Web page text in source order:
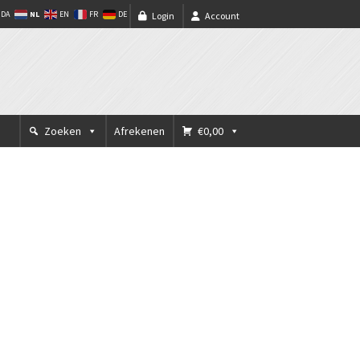
Account
Login
DA NL EN FR DE
€0,00
Afrekenen
Zoeken